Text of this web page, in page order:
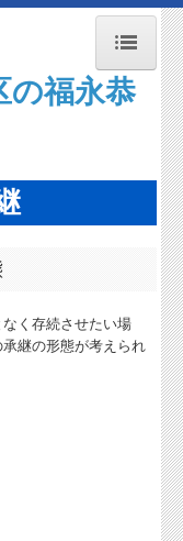
く存続させたい場
継の形態が考えられ